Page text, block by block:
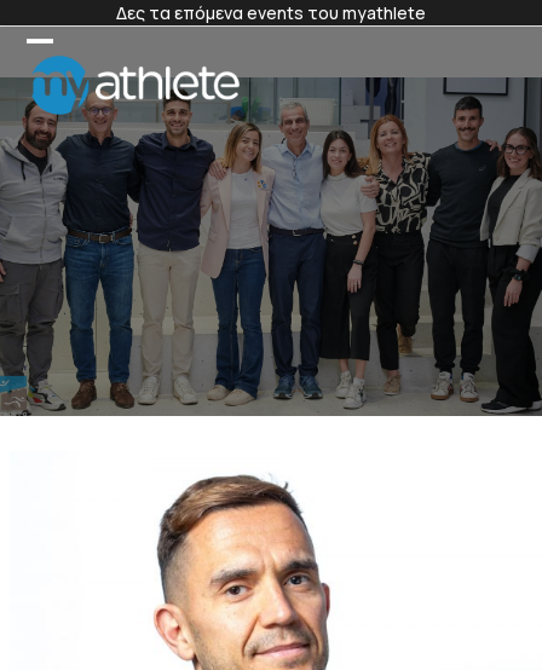
to
content
Δες τα επόμενα events του myathlete
Open
mobile
menu
Close
mobile
menu